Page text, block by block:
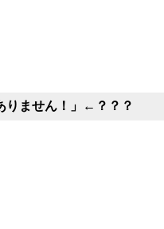
りません！」←？？？